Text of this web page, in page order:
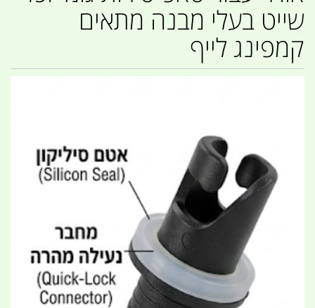
שייט בעלי מבנה מתאים
קמפינג לייף